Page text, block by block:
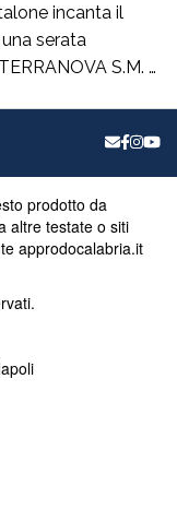
incanta il
serata
S.M. –
significa che si
ciò che è
prodotto da
altre testate o siti
approdocalabria.it